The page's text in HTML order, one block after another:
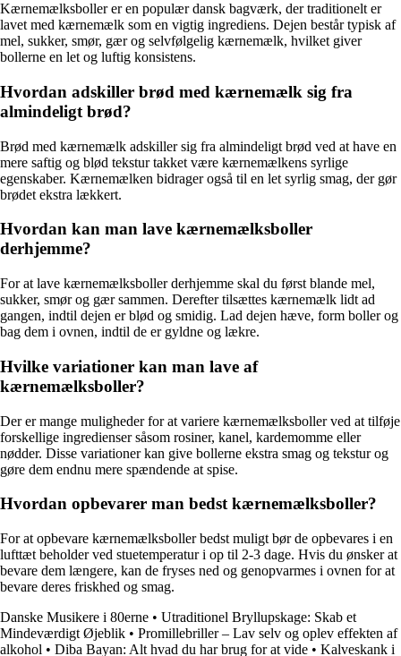
Kærnemælksboller er en populær dansk bagværk, der traditionelt er
lavet med kærnemælk som en vigtig ingrediens. Dejen består typisk af
mel, sukker, smør, gær og selvfølgelig kærnemælk, hvilket giver
bollerne en let og luftig konsistens.
Hvordan adskiller brød med kærnemælk sig fra
almindeligt brød?
Brød med kærnemælk adskiller sig fra almindeligt brød ved at have en
mere saftig og blød tekstur takket være kærnemælkens syrlige
egenskaber. Kærnemælken bidrager også til en let syrlig smag, der gør
brødet ekstra lækkert.
Hvordan kan man lave kærnemælksboller
derhjemme?
For at lave kærnemælksboller derhjemme skal du først blande mel,
sukker, smør og gær sammen. Derefter tilsættes kærnemælk lidt ad
gangen, indtil dejen er blød og smidig. Lad dejen hæve, form boller og
bag dem i ovnen, indtil de er gyldne og lækre.
Hvilke variationer kan man lave af
kærnemælksboller?
Der er mange muligheder for at variere kærnemælksboller ved at tilføje
forskellige ingredienser såsom rosiner, kanel, kardemomme eller
nødder. Disse variationer kan give bollerne ekstra smag og tekstur og
gøre dem endnu mere spændende at spise.
Hvordan opbevarer man bedst kærnemælksboller?
For at opbevare kærnemælksboller bedst muligt bør de opbevares i en
lufttæt beholder ved stuetemperatur i op til 2-3 dage. Hvis du ønsker at
bevare dem længere, kan de fryses ned og genopvarmes i ovnen for at
bevare deres friskhed og smag.
Danske Musikere i 80erne • Utraditionel Bryllupskage: Skab et
Mindeværdigt Øjeblik • Promillebriller – Lav selv og oplev effekten af
alkohol • Diba Bayan: Alt hvad du har brug for at vide • Kalveskank i